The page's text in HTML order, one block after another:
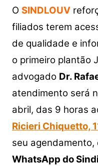
at
s
A
p
p
c
e
b
o
o
k
itt
er
k
O SINDLOUV
filiados terem
de qualidade e
o primeiro plantão
advogado Dr.
atendimento será
abril, das 9 horas
Ricieri Chiquetto,
seu
WhatsApp do